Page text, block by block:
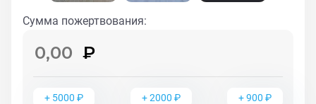
находится в Зоогостинице под Звенигородом.
просто прогуляться, могут сделать это, посетив
Зоогостиницу по адресу МО, Звенигород, д. Дюдьково,
Сумма пожертвования:
+ 5000 ₽ +2000 ₽ +900 ₽